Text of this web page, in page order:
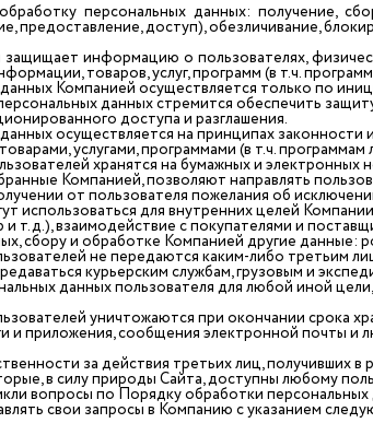
персональных данных: получение,
предоставление, доступ), обезличивание,
информацию о пользователях,
товаров, услуг, программ (в т.ч.
Компанией осуществляется только по
данных стремится обеспечить
доступа и разглашения.
осуществляется на принципах
услугами, программами (в т.ч.
хранятся на бумажных и
Компанией, позволяют направлять
от пользователя пожелания об
использоваться для внутренних целей
т.д.), взаимодействие с покупателями и
сбору и обработке Компанией другие данные:
не передаются каким-либо третьим
курьерским службам, грузовым и
данных пользователя для любой иной
уничтожаются при окончании срока
и приложения, сообщения электронной почты
за действия третьих лиц, получивших
в силу природы Сайта, доступны любому
вопросы по Порядку обработки
свои запросы в Компанию с указанием